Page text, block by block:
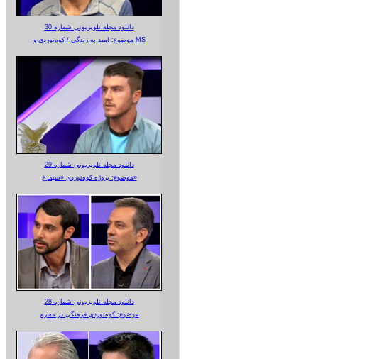
دانلود مجله تلویزیونی شماره 30
موضوع: امید به زندگی / کوه‌نوردی و MS
دانلود مجله تلویزیونی شماره 29
موضوع: پروژه کوه‌نوردی «سیمرغ»
دانلود مجله تلویزیونی شماره 28
موضوع: کوه‌نوردی فرهنگی در محرم